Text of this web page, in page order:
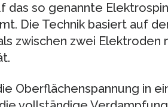
das so genannte
Die Technik basiert auf
zwischen zwei Elektroden
Oberflächenspannung in